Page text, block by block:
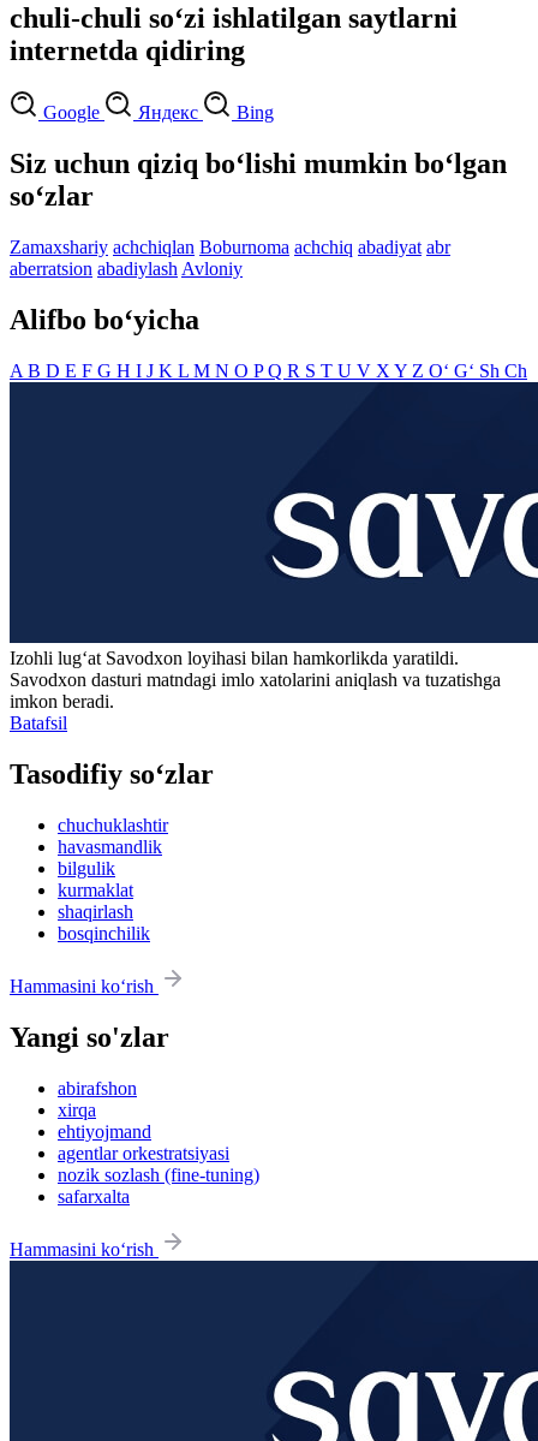
chuli-chuli so‘zi ishlatilgan saytlarni
internetda qidiring
Google Яндекс Bing
Siz uchun qiziq bo‘lishi mumkin bo‘lgan
so‘zlar
Zamaxshariy achchiqlan Boburnoma achchiq abadiyat abr
aberratsion abadiylash Avloniy
Alifbo bo‘yicha
A B D E F G H I J K L M N O PQ R S T U V X Y Z O‘ G‘ Sh Ch
Izohli lugʻat Savodxon loyihasi bilan hamkorlikda yaratildi.
Savodxon dasturi matndagi imlo xatolarini aniqlash va tuzatishga
imkon beradi.
Batafsil
Tasodifiy so‘zlar
chuchuklashtir
havasmandlik
bilgulik
kurmaklat
shaqirlash
bosqinchilik
Hammasini ko‘rish
Yangi so'zlar
abirafshon
xirqa
ehtiyojmand
agentlar orkestratsiyasi
nozik sozlash (fine-tuning)
safarxalta
Hammasini ko‘rish